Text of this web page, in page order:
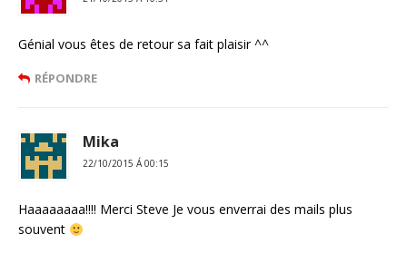
Génial vous êtes de retour sa fait plaisir ^^
RÉPONDRE
Mika
22/10/2015 Á 00:15
Haaaaaaaa!!!! Merci Steve Je vous enverrai des mails plus
souvent